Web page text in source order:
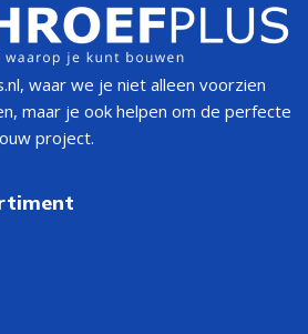
waar we je niet alleen voorzien
maar je ook helpen om de perfecte
project.